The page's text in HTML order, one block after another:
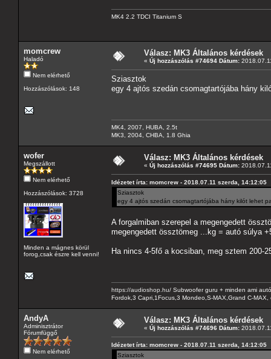
MK4 2.2 TDCI Titanium S
momcrew
Haladó
Nem elérhető
Hozzászólások: 148
Válasz: MK3 Általános kérdések
« Új hozzászólás #74694 Dátum:
Sziasztok
egy 4 ajtós szedán csomagtartójába hány
MK4, 2007, HUBA, 2.5t
MK3, 2004, CHBA, 1.8 Ghia
wofer
Megszállott
Nem elérhető
Hozzászólások: 3728
Minden a mágnes körül
forog,csak észre kell venni!
Válasz: MK3 Általános kérdések
« Új hozzászólás #74695 Dátum:
Idézetet írta: momcrew - 2018.07.11 szerda, 14:12:05
Sziasztok
egy 4 ajtós szedán csomagtartójába hány kilót lehet
A forgalmiban szerepel a megengedett
megengedett össztömeg ...kg = autó súlya
Ha nincs 4-5fő a kocsiban, meg sztem 200-
https://audioshop.hu/ Subwoofer guru + minden ami
Fordok,3 Capri,1Focus,3 Mondeo,S-MAX,Grand C-
AndyA
Adminisztrátor
Fórumfüggő
Nem elérhető
Válasz: MK3 Általános kérdések
« Új hozzászólás #74696 Dátum:
Idézetet írta: momcrew - 2018.07.11 szerda, 14:12:05
Sziasztok